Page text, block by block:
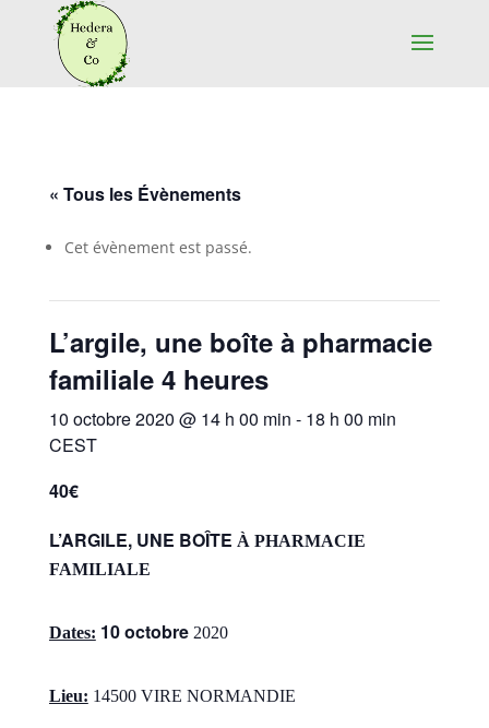
« Tous les Évènements
Cet évènement est passé.
L’argile, une boîte à pharmacie
familiale 4 heures
10 octobre 2020 @ 14 h 00 min - 18 h 00 min
CEST
40€
L’ARGILE, UNE BOÎTE À PHARMACIE
FAMILIALE
Dates: 10 octobre2020
Lieu: 14500 VIRE NORMANDIE